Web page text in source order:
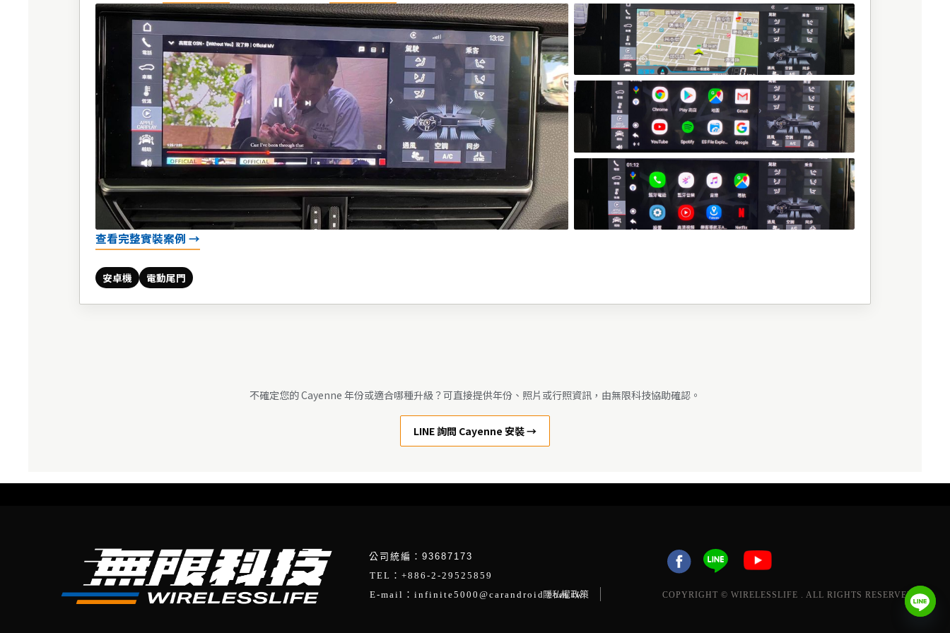
查看完整實裝案例 →
安卓機 電動尾門
不確定您的 Cayenne 年份或適合哪種升級？可直接提供年份、照片或行照資訊，由無限科技協助確認。
LINE 詢問 Cayenne 安裝 →
公司統編：93687173
TEL：+886-2-29525859
E-mail：infinite5000@carandroid.com.tw
COPYRIGHT © WIRELESSLIFE . ALL RIGHTS RESERVED.
隱私權政策